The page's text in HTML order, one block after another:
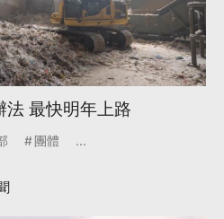
法 最快明年上路
團體 ...